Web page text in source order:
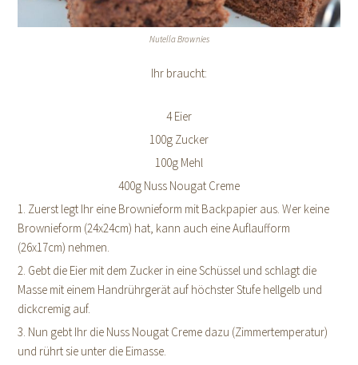
Nutella Brownies
Ihr braucht:
4 Eier
100g Zucker
100g Mehl
400g Nuss Nougat Creme
1. Zuerst legt Ihr eine Brownieform mit Backpapier aus. Wer keine
Brownieform (24x24cm) hat, kann auch eine Auflaufform
(26x17cm) nehmen.
2. Gebt die Eier mit dem Zucker in eine Schüssel und schlagt die
Masse mit einem Handrührgerät auf höchster Stufe hellgelb und
dickcremig auf.
3. Nun gebt Ihr die Nuss Nougat Creme dazu (Zimmertemperatur)
und rührt sie unter die Eimasse.